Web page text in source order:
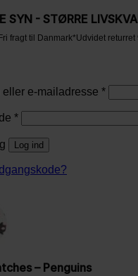
SYN - STØRRE
fragt til Danmark*Udvidet returret
eller e-mailadresse *
*
Log ind
– Penguins